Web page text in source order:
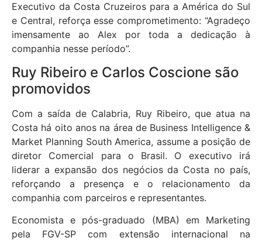
Executivo da Costa Cruzeiros para a América do Sul
e Central, reforça esse comprometimento: “Agradeço
imensamente ao Alex por toda a dedicação à
companhia nesse período”.
Ruy Ribeiro e Carlos Coscione são
promovidos
Com a saída de Calabria, Ruy Ribeiro, que atua na
Costa há oito anos na área de Business Intelligence &
Market Planning South America, assume a posição de
diretor Comercial para o Brasil. O executivo irá
liderar a expansão dos negócios da Costa no país,
reforçando a presença e o relacionamento da
companhia com parceiros e representantes.
Economista e pós-graduado (MBA) em Marketing
pela FGV-SP com extensão internacional na